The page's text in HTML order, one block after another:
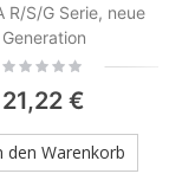
R/S/G Serie, neue
Generation
Rating:
21,22 €
den Warenkorb